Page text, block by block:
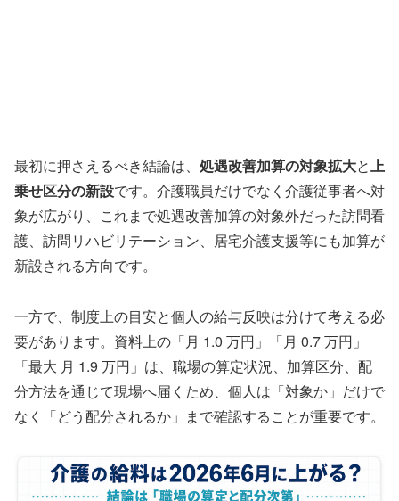
最初に押さえるべき結論は、 処遇改善加算の対象拡大と上
乗せ区分の新設です。介護職員だけでなく介護従事者へ対
象が広がり、これまで処遇改善加算の対象外だった訪問看
護、訪問リハビリテーション、居宅介護支援等にも加算が
新設される方向です。
一方で、制度上の目安と個人の給与反映は分けて考える必
要があります。資料上の「月 1.0 万円」「月 0.7 万円」
「最大 月 1.9 万円」は、職場の算定状況、加算区分、配
分方法を通じて現場へ届くため、個人は「対象か」だけで
なく「どう配分されるか」まで確認することが重要です。